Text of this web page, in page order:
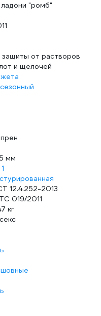
"ромб"
защиты от растворов
и щелочей
мм
12.4.252-2013
019/2011
кг